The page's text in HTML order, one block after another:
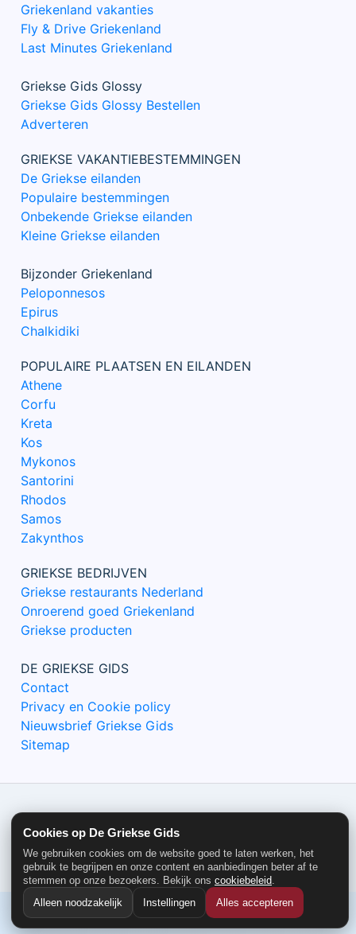
Cookies op De Griekse Gids
We gebruiken cookies om de website goed te laten werken, het
gebruik te begrijpen en onze content en aanbiedingen beter af te
stemmen op onze bezoekers. Bekijk ons cookiebeleid.
Alleen noodzakelijk
Instellingen Alles accepteren
Griekenland vakanties
Fly & Drive Griekenland
Last Minutes Griekenland
Griekse Gids Glossy
Griekse Gids Glossy Bestellen
Adverteren
GRIEKSE VAKANTIEBESTEMMINGEN
De Griekse eilanden
Populaire bestemmingen
Onbekende Griekse eilanden
Kleine Griekse eilanden
Bijzonder Griekenland
Peloponnesos
Epirus
Chalkidiki
POPULAIRE PLAATSEN EN EILANDEN
Athene
Corfu
Kreta
Kos
Mykonos
Santorini
Rhodos
Samos
Zakynthos
GRIEKSE BEDRIJVEN
Griekse restaurants Nederland
Onroerend goed Griekenland
Griekse producten
DE GRIEKSE GIDS
Contact
Privacy en Cookie policy
Nieuwsbrief Griekse Gids
Sitemap